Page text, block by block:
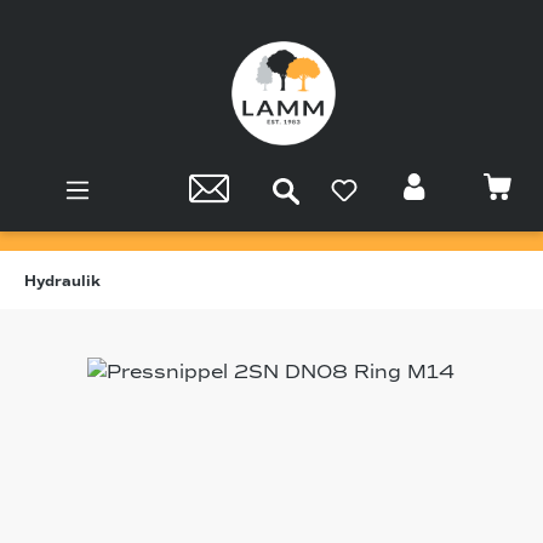
Hydraulik
Bildergalerie überspringen